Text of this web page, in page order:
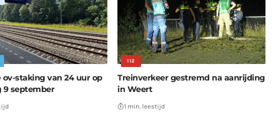
ov-staking van 24 uur op
9 september
112
Treinverkeer gestremd na aanrijding
in Weert
1 min. leestijd